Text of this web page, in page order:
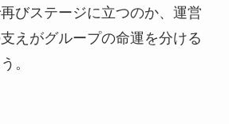
びステージに立つのか、運営
えがグループの命運を分ける
。